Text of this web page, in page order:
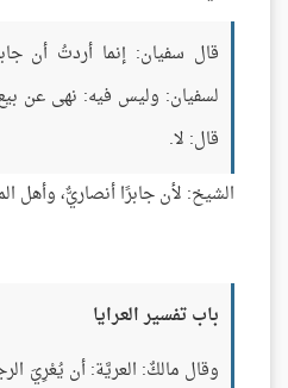
قال سفيان: إنما أردتُ أن
لسفيان: وليس فيه: نهى عن
قال: لا.
الشيخ: لأن جابرًا أنصاريٌّ، وأهل
باب تفسير العرايا
وقال مالكٌ: العريَّة: أن يُعْرِيَ